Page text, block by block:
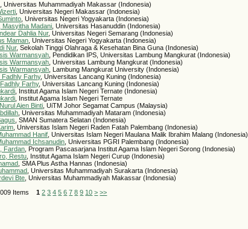
, Universitas Muhammadiyah Makassar (Indonesia)
, Universitas Negeri Makassar (Indonesia)
, Universitas Negeri Yogyakarta (Indonesia)
Masyitha Madani , Universitas Hasanuddin (Indonesia)
Dahlia Nur, Universitas Negeri Semarang (Indonesia)
Maman , Universitas Negeri Yogyakarta (Indonesia)
Nur, Sekolah Tinggi Olahraga & Kesehatan Bina Guna (Indonesia)
Warmansyah , Pendidikan IPS, Universitas Lambung Mangkurat (Indonesia)
Warmansyah , Universitas Lambung Mangkurat (Indonesia)
Warmansyah , Lambung Mangkurat University (Indonesia)
Fadhly Farhy, Universitas Lancang Kuning (Indonesia)
Farhy, Universitas Lancang Kuning (Indonesia)
, Institut Agama Islam Negeri Ternate (Indonesia)
, Institut Agama Islam Negeri Ternate
Aien Binti , UiTM Johor Segamat Campus (Malaysia)
, Universitas Muhammadiyah Mataram (Indonesia)
, SMAN Sumatera Selatan (Indonesia)
, Universitas Islam Negeri Raden Fatah Palembang (Indonesia)
Hanif , Universitas Islam Negeri Maulana Malik Ibrahim Malang (Indonesia)
Ichsanudin , Universitas PGRI Palembang (Indonesia)
Fardan , Program Pascasarjana Institut Agama Islam Negeri Sorong (Indonesia)
Restu , Institut Agama Islam Negeri Curup (Indonesia)
, SMA Plus Astha Hannas (Indonesia)
, Universitas Muhammadiyah Surakarta (Indonesia)
Bte , Universitas Muhammadiyah Makassar (Indonesia)
Items1 2 3 4 5 6 7 8 9 10 > >>